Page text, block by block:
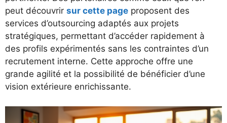
peut découvrir sur cette page proposent des
services d’outsourcing adaptés aux projets
stratégiques, permettant d’accéder rapidement à
des profils expérimentés sans les contraintes d’un
recrutement interne. Cette approche offre une
grande agilité et la possibilité de bénéficier d’une
vision extérieure enrichissante.